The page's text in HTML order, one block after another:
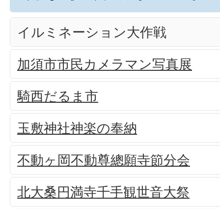
イルミネーション大作戦
加須市市民カメラマン写真展
騎西だるま市
玉敷神社神楽の奉納
不動ヶ岡不動尊總願寺節分会
北大桑円満寺千手観世音大祭